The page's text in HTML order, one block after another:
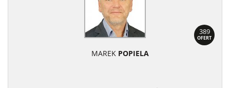
389
OFERT
MAREK POPIELA